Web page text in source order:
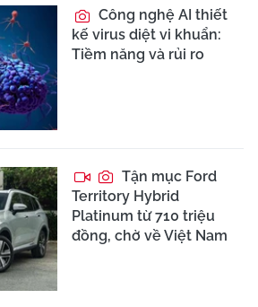
Công nghệ AI thiết
kế virus diệt vi khuẩn:
Tiềm năng và rủi ro
Tận mục Ford
Territory Hybrid
Platinum từ 710 triệu
đồng, chờ về Việt Nam